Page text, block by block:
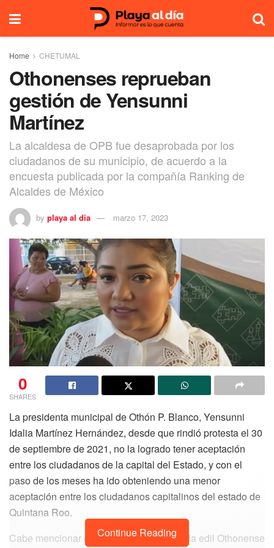
Home CHETUMAL
Othonenses reprueban
gestión de Yensunni
Martínez
La alcaldesa de OPB fue desaprobada por los
ciudadanos de su municipio, de acuerdo a la
encuesta publicada por la compañía Ranking de
Alcaldes de México
by playa al dia marzo 17, 2023
0
SHARES
La presidenta municipal de Othón P. Blanco, Yensunni
Idalia Martínez Hernández, desde que rindió protesta el 30
de septiembre de 2021, no la logrado tener aceptación
entre los ciudadanos de la capital del Estado, y con el
paso de los meses ha ido obteniendo una menor
aceptación entre los ciudadanos capitalinos del estado de
Quintana Roo.
Cabe mencionar que en el mes de enero la edil Othonense
Continue Reading